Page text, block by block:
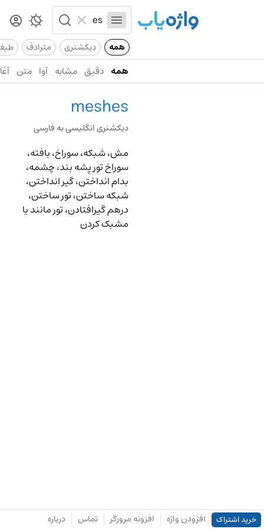
همه دیکشنری مترادف
همه دقیق مشابه آوا متن
meshes
دیکشنری انگلیسی به فارسی
مش، شبکه، سوراخ، بافته،
سوراخ تور پشه بند، چشمه،
بدام انداختن، گیر انداختن،
شبکه ساختن، تور ساختن،
درهم گیرافتادن، تور مانند یا
مشبک کردن
خرید اشتراک افزودن واژه افزونه مرورگر تماس درباره